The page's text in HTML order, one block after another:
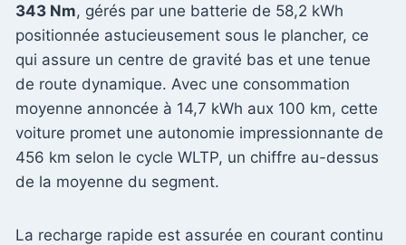
343 Nm, gérés par une batterie de 58,2 kWh
positionnée astucieusement sous le plancher, ce
qui assure un centre de gravité bas et une tenue
de route dynamique. Avec une consommation
moyenne annoncée à 14,7 kWh aux 100 km, cette
voiture promet une autonomie impressionnante de
456 km selon le cycle WLTP, un chiffre au-dessus
de la moyenne du segment.
La recharge rapide est assurée en courant continu